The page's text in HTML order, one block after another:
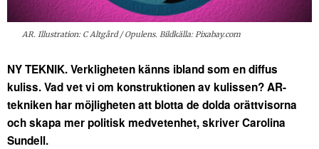
AR. Illustration: C Altgård / Opulens. Bildkälla: Pixabay.com
NY TEKNIK. Verkligheten känns ibland som en diffus
kuliss. Vad vet vi om konstruktionen av kulissen? AR-
tekniken har möjligheten att blotta de dolda orättvisorna
och skapa mer politisk medvetenhet, skriver Carolina
Sundell.